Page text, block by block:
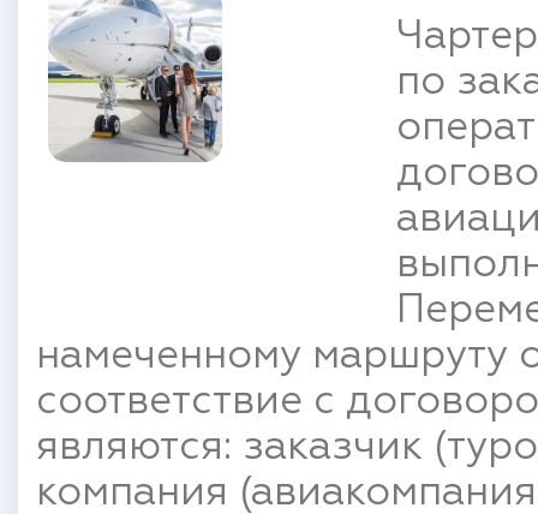
по
намеченному маршруту
соответствие с
являются: заказчик
компания